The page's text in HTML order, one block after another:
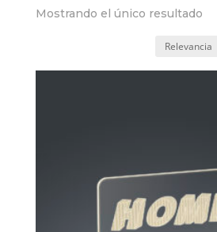
Mostrando el único resultado